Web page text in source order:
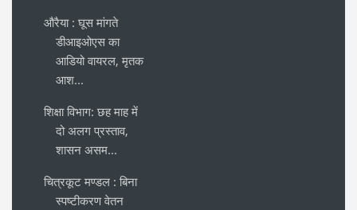
औरैया : घूस मांगते
डीआइओएस का
आडियो वायरल, मृतक
आश...
शिक्षा विभाग: छह माह में
दो अलग प्रस्ताव,
शासन असम...
चित्रकूट मण्डल : बिना
स्पष्टीकरण वेतन